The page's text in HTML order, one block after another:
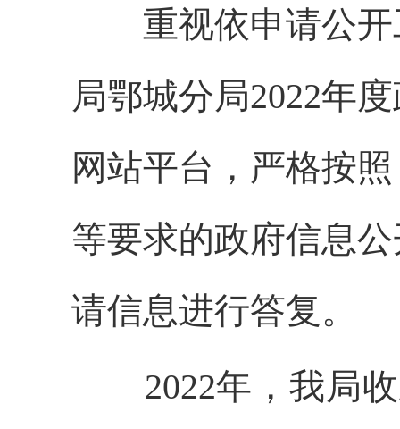
重视依申请公开
局鄂城分局2022年
网站平台，严格按
等要求的政府信息
请信息进行答复。
2022年，我局收